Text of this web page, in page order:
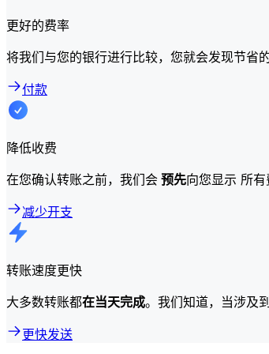
更好的费率
将我们与您的银行进行比较，您就会发现节省
付款
降低收费
在您确认转账之前，我们会 预先向您显示 所
减少开支
转账速度更快
大多数转账都在当天完成。我们知道，当涉及
更快发送